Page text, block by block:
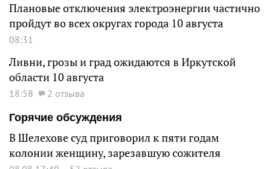
Плановые отключения электроэнергии частично
пройдут во всех округах города 10 августа
08:31
Ливни, грозы и град ожидаются в Иркутской
области 10 августа
18:58
2 отзыва
Горячие обсуждения
В Шелехове суд приговорил к пяти годам
колонии женщину, зарезавшую сожителя